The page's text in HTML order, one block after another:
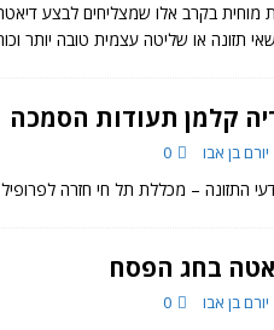
מוחית בקרב אלו שמצליחים לבצע
תזונה או שליטה עצמית טובה יותר
קלמן תעודות הסמכה
יורם בן אבו 0
התזונה – מכללת תל חי חזרה לפרופיל
בחג הפסח
יורם בן אבו 0